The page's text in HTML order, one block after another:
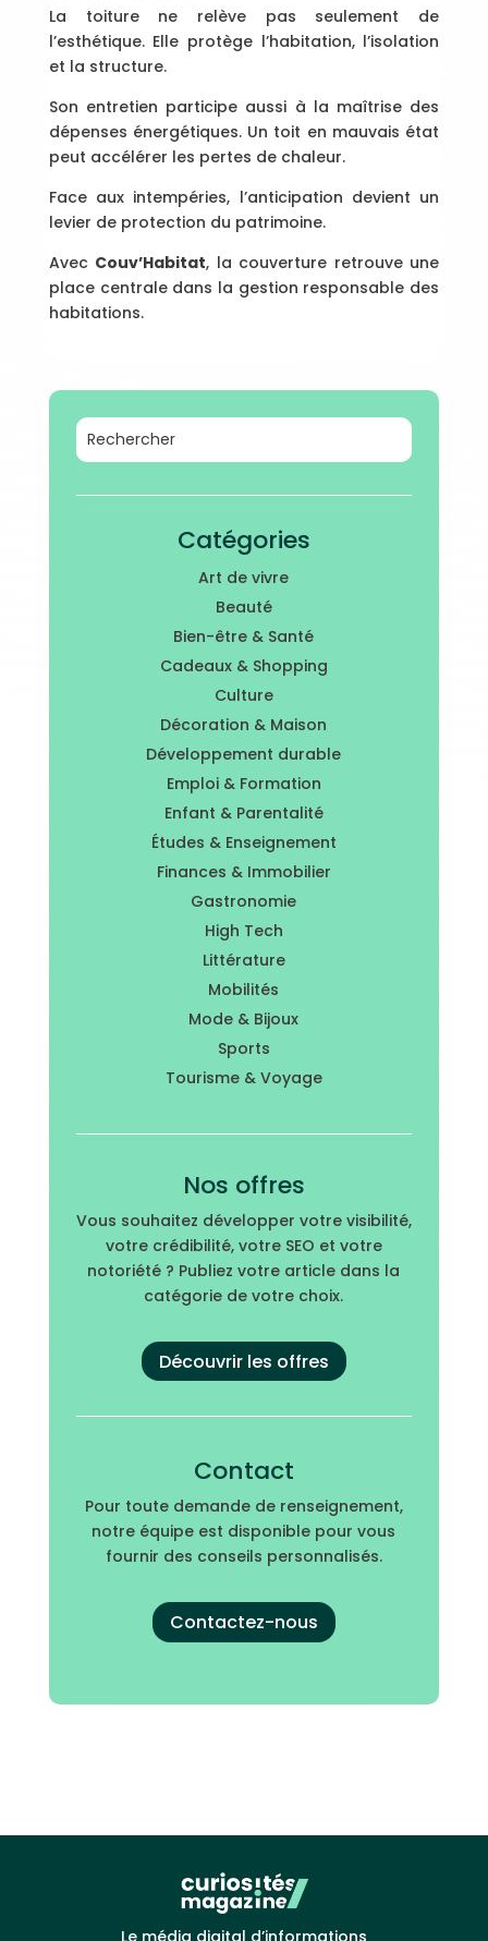
La toiture ne relève pas seulement de
l’esthétique. Elle protège l’habitation, l’isolation
et la structure.
Son entretien participe aussi à la maîtrise des
dépenses énergétiques. Un toit en mauvais état
peut accélérer les pertes de chaleur.
Face aux intempéries, l’anticipation devient un
levier de protection du patrimoine.
Avec Couv’Habitat, la couverture retrouve une
place centrale dans la gestion responsable des
habitations.
Catégories
Art de vivre
Beauté
Bien-être & Santé
Cadeaux & Shopping
Culture
Décoration & Maison
Développement durable
Emploi & Formation
Enfant & Parentalité
Études & Enseignement
Finances & Immobilier
Gastronomie
High Tech
Littérature
Mobilités
Mode & Bijoux
Sports
Tourisme & Voyage
Nos offres
Vous souhaitez développer votre visibilité,
votre crédibilité, votre SEO et votre
notoriété ? Publiez votre article dans la
catégorie de votre choix.
Découvrir les offres
Contact
Pour toute demande de renseignement,
notre équipe est disponible pour vous
fournir des conseils personnalisés.
Contactez-nous